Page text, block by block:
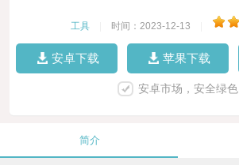
工具 时间：2023-12-13
安卓下载 苹果下载
安卓市场，安全绿色
简介